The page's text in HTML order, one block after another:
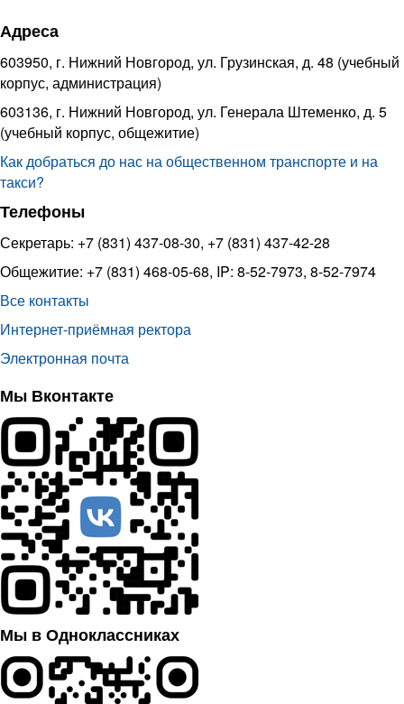
Адреса
603950, г. Нижний Новгород, ул. Грузинская, д. 48 (учебный
корпус, администрация)
603136, г. Нижний Новгород, ул. Генерала Штеменко, д. 5
(учебный корпус, общежитие)
Как добраться до нас на общественном транспорте и на
такси?
Телефоны
Секретарь: +7 (831) 437-08-30, +7 (831) 437-42-28
Общежитие: +7 (831) 468-05-68, IP: 8-52-7973, 8-52-7974
Все контакты
Интернет-приёмная ректора
Электронная почта
Мы Вконтакте
Мы в Одноклассниках